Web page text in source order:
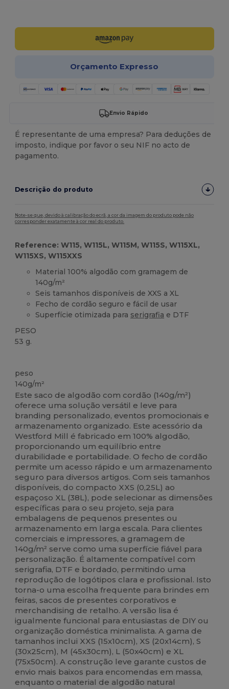
Orçamento Expresso
Envio Rápido
É representante de uma empresa? Para deduções de
imposto, indique por favor o seu NIF no acto de
pagamento.
Descrição do produto
Note-se que, devido à calibração do ecrã, a cor da imagem do produto pode não
corresponder exatamente à cor real do produto.
Reference: W115, W115L, W115M, W115S, W115XL,
W115XS, W115XXS
Material 100% algodão com gramagem de
140g/m²
Seis tamanhos disponíveis de XXS a XL
Fecho de cordão seguro e fácil de usar
Superfície otimizada para serigrafia e DTF
PESO
53 g.
peso
140g/m²
Este saco de algodão com cordão (140g/m²)
oferece uma solução versátil e leve para
branding personalizado, eventos promocionais e
armazenamento organizado. Este acessório da
Westford Mill é fabricado em 100% algodão,
proporcionando um equilíbrio entre
durabilidade e portabilidade. O fecho de cordão
permite um acesso rápido e um armazenamento
seguro para diversos artigos. Com seis tamanhos
disponíveis, do compacto XXS (0,25L) ao
espaçoso XL (38L), pode selecionar as dimensões
específicas para o seu projeto, seja para
embalagens de pequenos presentes ou
armazenamento em larga escala. Para clientes
comerciais e impressores, a gramagem de
140g/m² serve como uma superfície fiável para
personalização. É altamente compatível com
serigrafia, DTF e bordado, permitindo uma
reprodução de logótipos clara e profissional. Isto
torna-o uma escolha frequente para brindes em
feiras, sacos de presentes corporativos e
merchandising de retalho. A versão lisa é
igualmente funcional para entusiastas de DIY ou
organização doméstica minimalista. A gama de
tamanhos inclui XXS (15x10cm), XS (20x14cm), S
(30x25cm), M (45x30cm), L (50x40cm) e XL
(75x50cm). A construção leve garante custos de
envio mais baixos para encomendas em massa,
enquanto o material de algodão natural